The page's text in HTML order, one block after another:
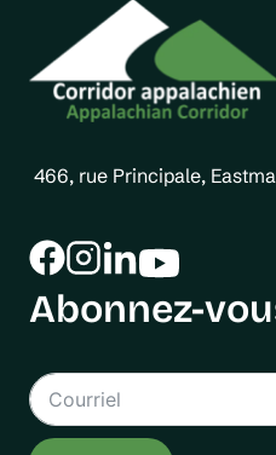
466, rue Principale,
Abonnez-